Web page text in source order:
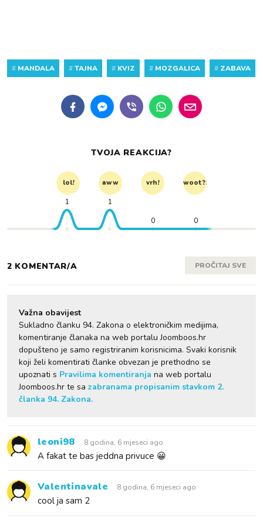
# MANDALA #TAJNA # KVIZ # MOZGALICA # ZABAVA
TVOJA REAKCIJA?
lol! aww vrh! woot?!
1 1
0 0
2 KOMENTAR/A PROČITAJ SVE
Važna obavijest
Sukladno članku 94. Zakona o elektroničkim medijima,
komentiranje članaka na web portalu Joomboos.hr
dopušteno je samo registriranim korisnicima. Svaki korisnik
koji želi komentirati članke obvezan je prethodno se
upoznati s Pravilima komentiranja na web portalu
Joomboos.hr te sa zabranama propisanim stavkom 2.
članka 94. Zakona.
leoni98 8 godina, 6 mjeseci ago
A fakat te bas jeddna privuce 😀
Valentinavale 8 godina, 6 mjeseci ago
cool ja sam 2